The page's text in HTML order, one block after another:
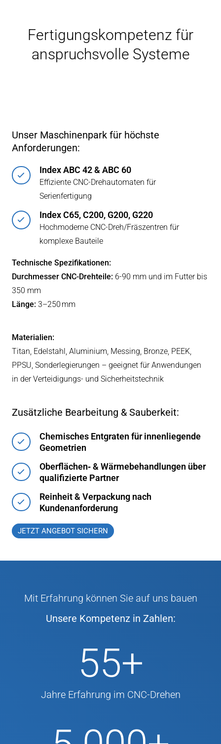
Fertigungskompetenz für
anspruchsvolle Systeme
Unser Maschinenpark für höchste
Anforderungen:
Index ABC 42 & ABC 60
Effiziente CNC‑Drehautomaten für
Serienfertigung
Index C65, C200, G200, G220
Hochmoderne CNC‑Dreh/Fräszentren für
komplexe Bauteile
Technische Spezifikationen:
Durchmesser CNC-Drehteile: 6-90 mm und im Futter bis
350 mm
Länge: 3–250 mm
Materialien:
Titan, Edelstahl, Aluminium, Messing, Bronze, PEEK,
PPSU, Sonderlegierungen – geeignet für Anwendungen
in der Verteidigungs‑ und Sicherheitstechnik
Zusätzliche Bearbeitung & Sauberkeit:
Chemisches Entgraten für innenliegende
Geometrien
Oberflächen‑ & Wärmebehandlungen über
qualifizierte Partner
Reinheit & Verpackung nach
Kundenanforderung
JETZT ANGEBOT SICHERN
Mit Erfahrung können Sie auf uns bauen
Unsere Kompetenz in Zahlen:
55+
Jahre Erfahrung im CNC-Drehen